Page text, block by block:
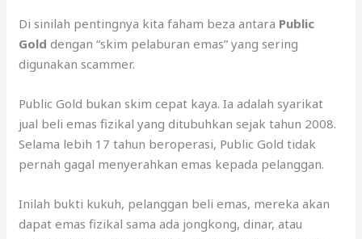
Di sinilah pentingnya kita faham beza antara Public
Gold dengan “skim pelaburan emas” yang sering
digunakan scammer.
Public Gold bukan skim cepat kaya. Ia adalah syarikat
jual beli emas fizikal yang ditubuhkan sejak tahun 2008.
Selama lebih 17 tahun beroperasi, Public Gold tidak
pernah gagal menyerahkan emas kepada pelanggan.
Inilah bukti kukuh, pelanggan beli emas, mereka akan
dapat emas fizikal sama ada jongkong, dinar, atau